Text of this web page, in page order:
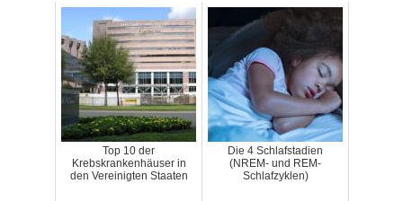
Top 10 der
Krebskrankenhäuser in
den Vereinigten Staaten
Die 4 Schlafstadien
(NREM- und REM-
Schlafzyklen)